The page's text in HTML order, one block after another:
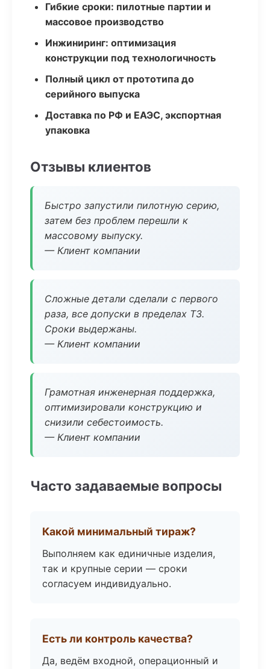
Гибкие сроки: пилотные партии и
массовое производство
Инжиниринг: оптимизация
конструкции под технологичность
Полный цикл от прототипа до
серийного выпуска
Доставка по РФ и ЕАЭС, экспортная
упаковка
Отзывы клиентов
Быстро запустили пилотную серию,
затем без проблем перешли к
массовому выпуску.
— Клиент компании
Сложные детали сделали с первого
раза, все допуски в пределах ТЗ.
Сроки выдержаны.
— Клиент компании
Грамотная инженерная поддержка,
оптимизировали конструкцию и
снизили себестоимость.
— Клиент компании
Часто задаваемые вопросы
Какой минимальный тираж?
Выполняем как единичные изделия,
так и крупные серии — сроки
согласуем индивидуально.
Есть ли контроль качества?
Да, ведём входной, операционный и